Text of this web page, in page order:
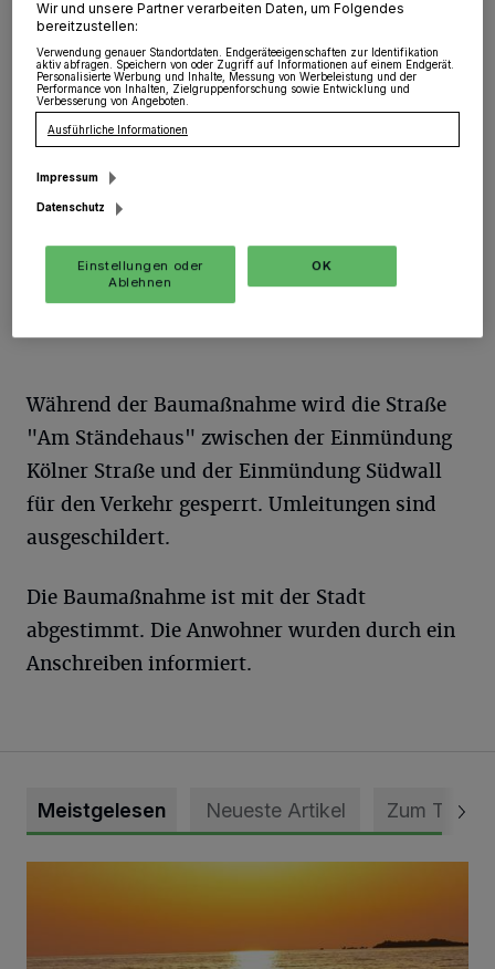
voraussichtlich Freitag, 12. April, erneuert die "NEW
Net"z in Grevenbroich die Gasleitung in der Straße "Am
Ständehaus"/Einmündung Kölner Straße.
08.03.2019 , 12:41 Uhr
Während der Baumaßnahme wird die Straße
"Am Ständehaus" zwischen der Einmündung
Kölner Straße und der Einmündung Südwall
für den Verkehr gesperrt. Umleitungen sind
ausgeschildert.
Die Baumaßnahme ist mit der Stadt
abgestimmt. Die Anwohner wurden durch ein
Anschreiben informiert.
Meistgelesen Neueste Artikel Zum Thema
Die schönsten Sommermomente gesucht
Wir und unsere Partner verarbeiten Daten, um Folgendes
bereitzustellen:
Verwendung genauer Standortdaten. Endgeräteeigenschaften zur Identifikation
aktiv abfragen. Speichern von oder Zugriff auf Informationen auf einem Endgerät.
Personalisierte Werbung und Inhalte, Messung von Werbeleistung und der
Performance von Inhalten, Zielgruppenforschung sowie Entwicklung und
Verbesserung von Angeboten.
Ausführliche Informationen
Impressum
Datenschutz
Einstellungen oder
Ablehnen
OK